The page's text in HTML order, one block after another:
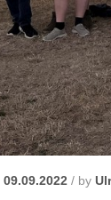
09.09.2022 / by